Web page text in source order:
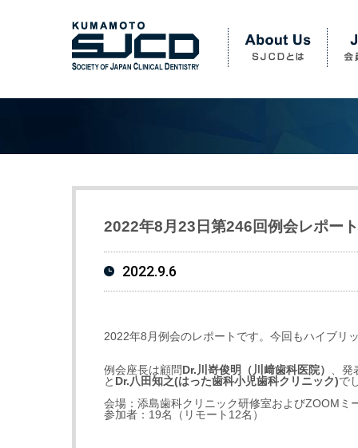
2022年8月23日第246回例会レポート
2022.9.6
2022年8月例会のレポートです。今回もハイブリ
例会座長は顧問Dr.川嵜俊明 （川﨑歯科医院）
、
と Dr.八田知之(はった歯科小児歯科クリニック)で
会場：添島歯科クリニック研修室およびZOOMミ
参加者：19名（リモート12名）